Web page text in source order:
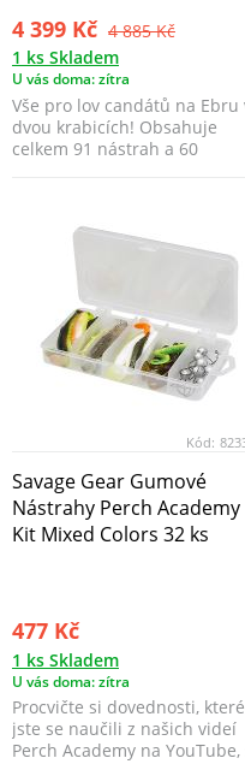
4 399 Kč 4 885 Kč
1 ks Skladem
U vás doma: zítra
Vše pro lov candátů na Ebru
dvou krabicích! Obsahuje
celkem 91 nástrah a 60
Kód:
Savage Gear Gumové
Nástrahy Perch Academy
Kit Mixed Colors 32 ks
477 Kč
1 ks Skladem
U vás doma: zítra
Procvičte si dovednosti, které
jste se naučili z našich videí
Perch Academy na YouTube,